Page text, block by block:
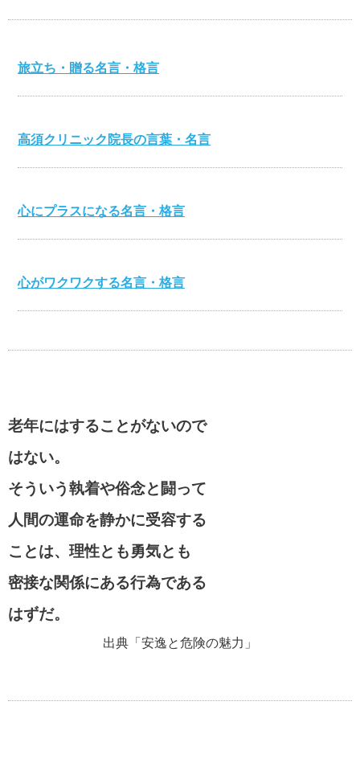
旅立ち・贈る名言・格言
高須クリニック院長の言葉・名言
心にプラスになる名言・格言
心がワクワクする名言・格言
伊集院静の名言・格言
自分が強くなる名言・格言
マザーテレサの名言・格言
自殺についての名言・格言
老年にはすることがないので
はない。
そういう執着や俗念と闘って
人間の運命を静かに受容する
ことは、理性とも勇気とも
密接な関係にある行為である
はずだ。
出典「安逸と危険の魅力」